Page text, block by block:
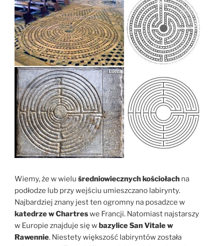
Wiemy, że w wielu średniowiecznych kościołach na
podłodze lub przy wejściu umieszczano labirynty.
Najbardziej znany jest ten ogromny na posadzce w
katedrze w Chartreswe Francji. Natomiast najstarszy
w Europie znajduje się wbazylice San Vitale w
Rawennie. Niestety większość labiryntów została